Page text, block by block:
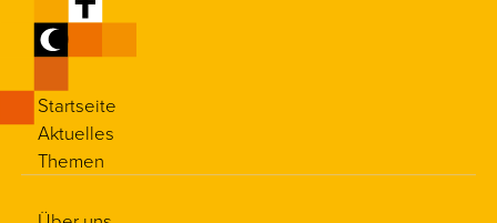
Startseite
Aktuelles
Themen